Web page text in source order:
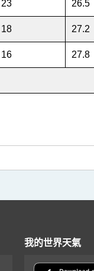
23 26.5
18 27.2
16 27.8
我的世界天氣